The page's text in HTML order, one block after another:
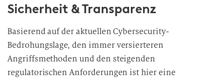
Sicherheit & Transparenz
Basierend auf der aktuellen Cybersecurity-
Bedrohungslage, den immer versierteren
Angriffsmethoden und den steigenden
regulatorischen Anforderungen ist hier eine